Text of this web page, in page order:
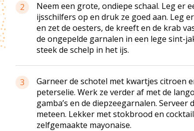
2
Neem een grote, ondiepe schaal. Leg er
ijsschilfers op en druk ze goed aan. Leg
en zet de oesters, de kreeft en de krab
de ongepelde garnalen in een lege sint-
steek de schelp in het ijs.
3
Garneer de schotel met kwartjes citroen
peterselie. Werk ze verder af met de
gamba’s en de diepzeegarnalen. Serveer
meteen. Lekker met stokbrood en
zelfgemaakte mayonaise.